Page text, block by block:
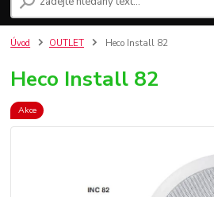
Úvod OUTLET Heco Install 82
Heco Install 82
Akce